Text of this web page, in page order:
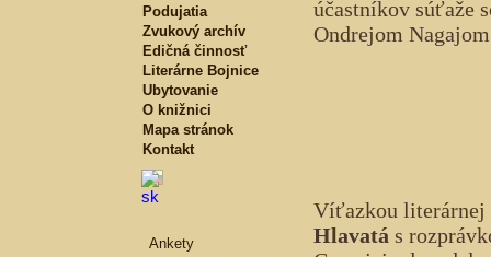
Podujatia
Zvukový archív
Edičná činnosť
Literárne Bojnice
Ubytovanie
O knižnici
Mapa stránok
Kontakt
Ankety
účastníkov súťaže
Ondrejom
Víťazkou literárnej
Hlavatá s